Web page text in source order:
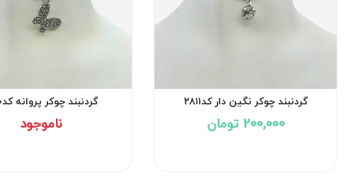
گردنبند چوکر نگین دار کد۲۸۱۱
200,000 تومان
گردنبند چوکر پروانه کد۲۸۱۰
ناموجود